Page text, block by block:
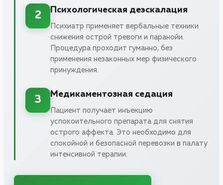
2
Психологическая деэскалация
Психиатр применяет вербальные техники
снижения острой тревоги и паранойи.
Процедура проходит гуманно, без
применения незаконных мер физического
принуждения.
3
Медикаментозная седация
Пациент получает инъекцию
успокоительного препарата для снятия
острого аффекта. Это необходимо для
спокойной и безопасной перевозки в палату
интенсивной терапии.